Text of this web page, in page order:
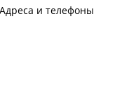
Адреса и телефоны